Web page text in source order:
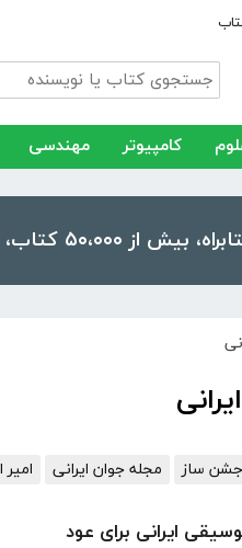
کامپیوتر مهندسی
رمان را در موبایل و تبلت خود داشته باشید!
ساز مجله جوان ایرانی امیر
ایرانی برای عود